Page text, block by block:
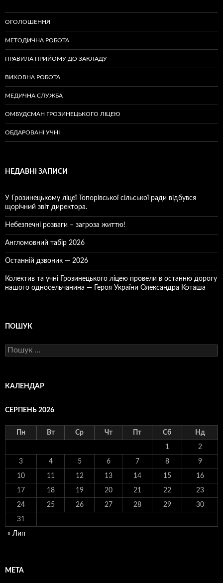
ОГОЛОШЕННЯ
МЕТОДИЧНА РОБОТА
ПРАВИЛА ПРИЙОМУ ДО ЗАКЛАДУ
ВИХОВНА РОБОТА
МЕДИЧНА СЛУЖБА
ОМБУДСМАН ГРОЗИНЕЦЬКОГО ЛІЦЕЮ
ОБДАРОВАНІ УЧНІ
НЕДАВНІ ЗАПИСИ
У Грозинецькому ліцеї Топорівської сільської ради відбувся
щорічний звіт директора.
Небезпечні розваги – загроза життю!
Англомовний табір 2026
Останній дзвоник — 2026
Колектив та учні Грозинецького ліцею провели в останню дорогу
нашого односельчанина — Героя України Олександра Коташа
ПОШУК
Пошук:
КАЛЕНДАР
СЕРПЕНЬ 2026
Пн Вт Ср Чт Пт Сб Нд
1 2
3 4 5 6 7 8 9
10 11 12 13 14 15 16
17 18 19 20 21 22 23
24 25 26 27 28 29 30
31
« Лип
МЕТА